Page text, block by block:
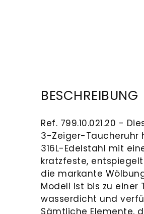
BESCHREIBUNG
Ref. 799.10.021.20 -
3-Zeiger-Taucheruhr
316L-Edelstahl mit
kratzfeste,
die markante
Modell ist bis zu
wasserdicht und
Sämtliche Elemente,